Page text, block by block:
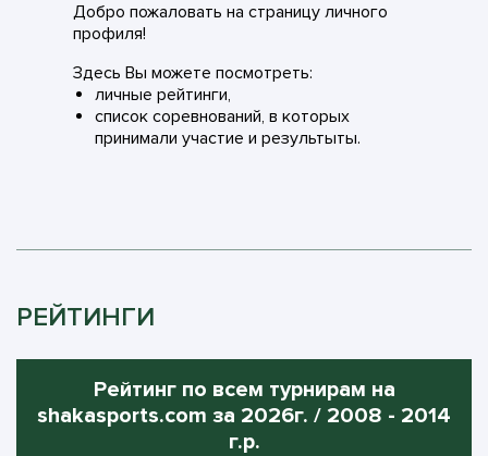
Добро пожаловать на страницу личного
профиля!
Здесь Вы можете посмотреть:
личные рейтинги,
список соревнований, в которых
принимали участие и результыты.
РЕЙТИНГИ
Рейтинг по всем турнирам на
shakasports.com за 2026г. / 2008 - 2014
г.р.